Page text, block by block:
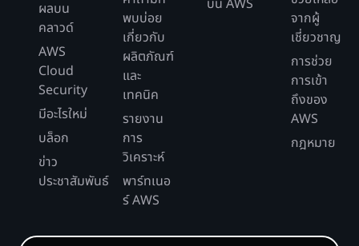
ผลบน
คลาวด์
AWS
Cloud
Security
มีอะไรใหม่
บล็อก
ข่าว
ประชาสัมพันธ์
พบบ่อย
เกี่ยวกับ
ผลิตภัณฑ์
และ
เทคนิค
รายงาน
การ
วิเคราะห์
พาร์ทเนอ
ร์ AWS
บน AWS
จากผู้
เชี่ยวชาญ
การช่วย
การเข้า
ถึงของ
AWS
กฎหมาย